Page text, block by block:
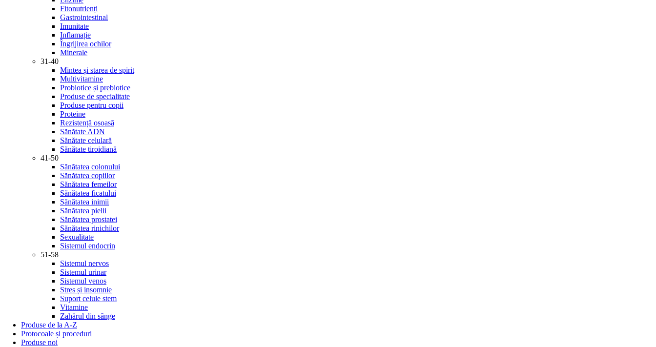
Fitonutrienți
Gastrointestinal
Imunitate
Inflamație
Îngrijirea ochilor
Minerale
31-40
Mintea și starea de spirit
Multivitamine
Probiotice și prebiotice
Produse de specialitate
Produse pentru copii
Proteine
Rezistență osoasă
Sănătate ADN
Sănătate celulară
Sănătate tiroidiană
41-50
Sănătatea colonului
Sănătatea copiilor
Sănătatea femeilor
Sănătatea ficatului
Sănătatea inimii
Sănătatea pielii
Sănătatea prostatei
Sănătatea rinichilor
Sexualitate
Sistemul endocrin
51-58
Sistemul nervos
Sistemul urinar
Sistemul venos
Stres și insomnie
Suport celule stem
Vitamine
Zahărul din sânge
Produse de la A-Z
Protocoale și proceduri
Produse noi